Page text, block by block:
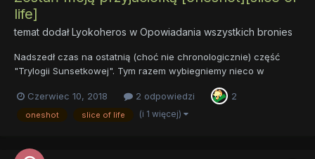
life]
temat dodałLyokoheros w Opowiadania wszystkich bronies
Nadszedł czas na ostatnią (choć nie chronologicznie) część
"Trylogii Sunsetkowej". Tym razem wybiegniemy nieco w
przyszłość względem "Od ofiary do oprawcy". Sunset ma 20 lat,
jej matka od 5 lat nie żyje, jeszcze dłużej jest uczennicą
księżniczki Celestii i mieszka w jej pałacu. Jest utalentowa...
Czerwiec 10, 2018 2 odpowiedzi 2
oneshot slice of life (i 1 więcej)